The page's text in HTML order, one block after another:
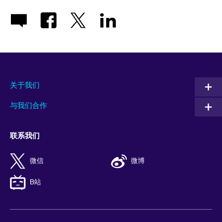
关于我们
与我们合作
联系我们
微信 微博
B站